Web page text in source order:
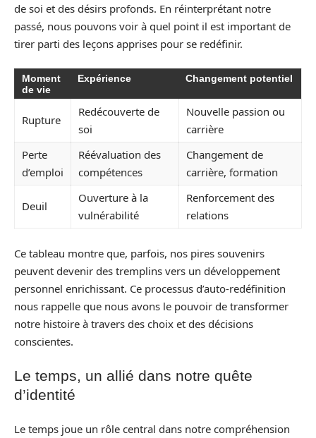
de soi et des désirs profonds. En réinterprétant notre
passé, nous pouvons voir à quel point il est important de
tirer parti des leçons apprises pour se redéfinir.
Moment
de vie
Expérience Changement potentiel
Rupture
Redécouverte de
soi
Nouvelle passion ou
carrière
Perte
d’emploi
Réévaluation des
compétences
Changement de
carrière, formation
Deuil
Ouverture à la
vulnérabilité
Renforcement des
relations
Ce tableau montre que, parfois, nos pires souvenirs
peuvent devenir des tremplins vers un développement
personnel enrichissant. Ce processus d’auto-redéfinition
nous rappelle que nous avons le pouvoir de transformer
notre histoire à travers des choix et des décisions
conscientes.
Le temps, un allié dans notre quête
d’identité
Le temps joue un rôle central dans notre compréhension